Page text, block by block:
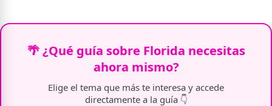
🌴 ¿Qué guía sobre Florida necesitas
ahora mismo?
Elige el tema que más te interesa y accede
directamente a la guía 👇